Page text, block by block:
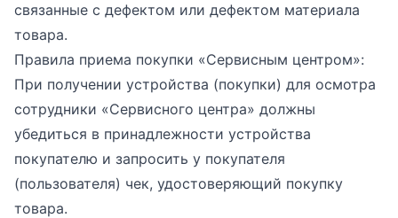
связанные с дефектом или дефектом материала
товара.
Правила приема покупки «Сервисным центром»:
При получении устройства (покупки) для осмотра
сотрудники «Сервисного центра» должны
убедиться в принадлежности устройства
покупателю и запросить у покупателя
(пользователя) чек, удостоверяющий покупку
товара.